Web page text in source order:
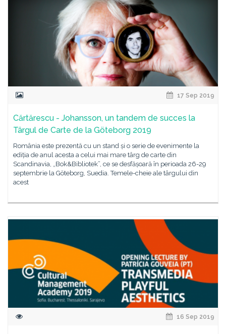
17 Sep 2019
Cărtărescu - Johansson, un tandem de succes la
Târgul de Carte de la Göteborg 2019
România este prezentă cu un stand și o serie de evenimente la
ediția de anul acesta a celui mai mare târg de carte din
Scandinavia, „Bok&Bibliotek”, ce se desfășoară în perioada 26-29
septembrie la Göteborg, Suedia. Temele-cheie ale târgului din
acest
16 Sep 2019